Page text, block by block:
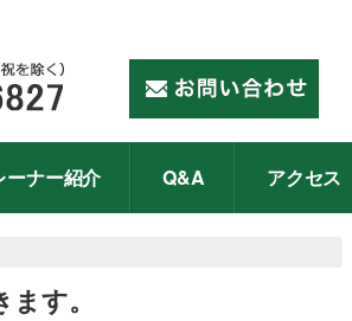
ーナー紹介 Q&A アクセス
す。